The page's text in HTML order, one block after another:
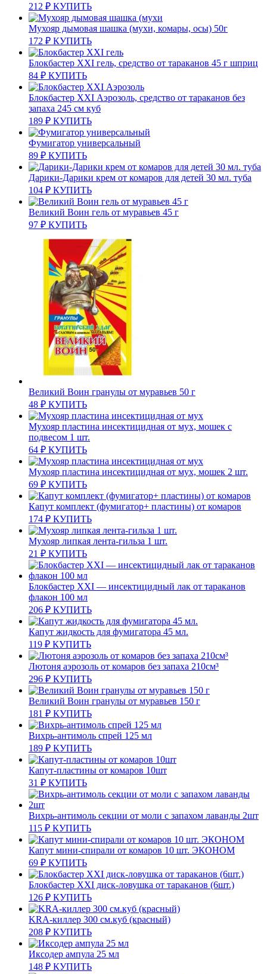
212 ₽ КУПИТЬ
Мухояр дымовая шашка (мухи, комары, осы) 50г
172 ₽ КУПИТЬ
Блокбастер XXI гель, средство от тараканов 45 г шприц
84 ₽ КУПИТЬ
Блокбастер XXI Аэрозоль, средство от тараканов без
запаха 245 см куб
189 ₽ КУПИТЬ
Фумигатор универсальный
89 ₽ КУПИТЬ
Дарики-Дарики крем от комаров для детей 30 мл. туба
104 ₽ КУПИТЬ
Великий Воин гель от муравьев 45 г
97 ₽ КУПИТЬ
Великий Воин гранулы от муравьев 50 г
48 ₽ КУПИТЬ
Мухояр пластина инсектицидная от мух, мошек с
подвесом 1 шт.
64 ₽ КУПИТЬ
Мухояр пластина инсектицидная от мух, мошек 2 шт.
69 ₽ КУПИТЬ
Капут комплект (фумигатор+ пластины) от комаров
174 ₽ КУПИТЬ
Мухояр липкая лента-гильза 1 шт.
21 ₽ КУПИТЬ
Блокбастер XXI — инсектицидный лак от тараканов
флакон 100 мл
206 ₽ КУПИТЬ
Капут жидкость для фумигатора 45 мл.
119 ₽ КУПИТЬ
Лютоня аэрозоль от комаров без запаха 210см³
296 ₽ КУПИТЬ
Великий Воин гранулы от муравьев 150 г
181 ₽ КУПИТЬ
Вихрь-антимоль спрей 125 мл
189 ₽ КУПИТЬ
Капут-пластины от комаров 10шт
31 ₽ КУПИТЬ
Вихрь-антимоль секции от моли с запахом лаванды 2шт
115 ₽ КУПИТЬ
Капут мини-спирали от комаров 10 шт. ЭКОНОМ
69 ₽ КУПИТЬ
Блокбастер XXI диск-ловушка от тараканов (6шт.)
126 ₽ КУПИТЬ
KRA-киллер 300 см.куб (красный)
208 ₽ КУПИТЬ
Иксодер ампула 25 мл
148 ₽ КУПИТЬ